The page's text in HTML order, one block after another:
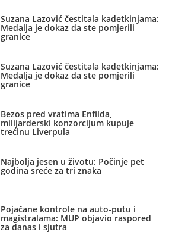
Suzana Lazović čestitala kadetkinjama:
Medalja je dokaz da ste pomjerili
granice
Suzana Lazović čestitala kadetkinjama:
Medalja je dokaz da ste pomjerili
granice
Bezos pred vratima Enfilda,
milijarderski konzorcijum kupuje
trećinu Liverpula
Najbolja jesen u životu: Počinje pet
godina sreće za tri znaka
Pojačane kontrole na auto-putu i
magistralama: MUP objavio raspored
za danas i sjutra